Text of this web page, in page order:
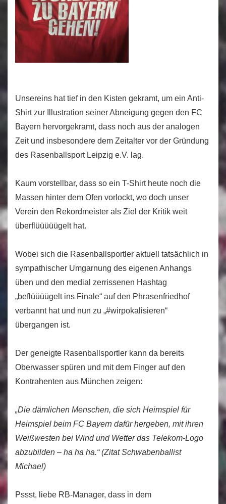
Unsereins hat tief in den Kisten gekramt, um ein Anti-
Shirt zur Illustration seiner Abneigung gegen den FC
Bayern hervorgekramt, dass noch aus der analogen
Zeit und insbesondere dem Zeitalter vor der Gründung
des Rasenballsport Leipzig e.V. lag.
Kaum vorstellbar, dass so ein T-Shirt heute noch die
Massen hinter dem Ofen vorlockt, wo doch unser
Verein den Rekordmeister als Ziel der Kritik weit
überflüüüüügelt hat.
Wobei sich die Rasenballsportler aktuell tatsächlich in
sympathischer Umgarnung des eigenen Anhangs
üben und den medial zerrissenen Hashtag
„beflüüüügelt ins Finale“ auf den Phrasenfriedhof
verbannt hat und nun zu „#wirpokalisieren“
übergangen ist.
Der geneigte Rasenballsportler kann da bereits
Oberwasser spüren und mit dem Finger auf den
Kontrahenten aus München zeigen:
„Die dämlichen Menschen, die sich Heimspiel für
Heimspiel beim FC Bayern dafür hergeben, mit ihren
Weißwesten bei Wind und Wetter das Telekom-Logo
abzubilden – ha ha ha.“ (Zitat Schwabenballist
Michael)
Pssst, liebe RB-Manager, dass in dem